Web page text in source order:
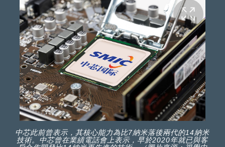
中芯此前曾表示，其核心能力為比7納米落後兩代的14納米
技術。中芯曾在業績電話會上表示，早於2020年就已與客